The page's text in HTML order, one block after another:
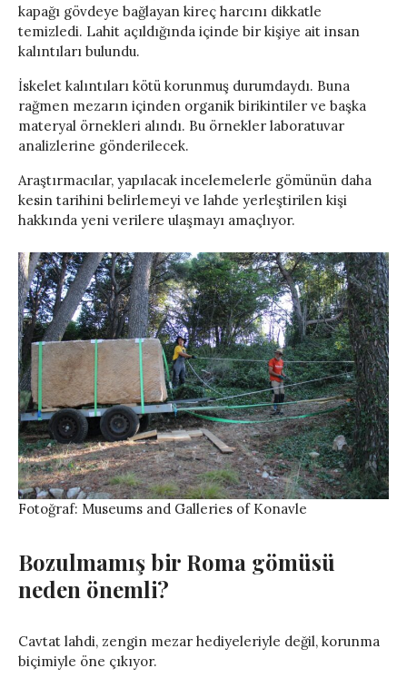
kapağı gövdeye bağlayan kireç harcını dikkatle
temizledi. Lahit açıldığında içinde bir kişiye ait insan
kalıntıları bulundu.
İskelet kalıntıları kötü korunmuş durumdaydı. Buna
rağmen mezarın içinden organik birikintiler ve başka
materyal örnekleri alındı. Bu örnekler laboratuvar
analizlerine gönderilecek.
Araştırmacılar, yapılacak incelemelerle gömünün daha
kesin tarihini belirlemeyi ve lahde yerleştirilen kişi
hakkında yeni verilere ulaşmayı amaçlıyor.
Fotoğraf: Museums and Galleries of Konavle
Bozulmamış bir Roma gömüsü
neden önemli?
Cavtat lahdi, zengin mezar hediyeleriyle değil, korunma
biçimiyle öne çıkıyor.